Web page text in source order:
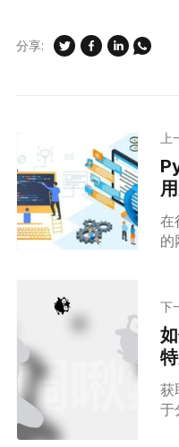
分享:
上
在
的
时
发
现
阻
数
下
获
于